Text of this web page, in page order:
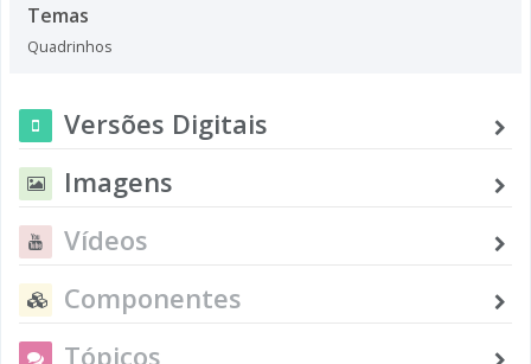
Temas
Quadrinhos
Versões Digitais
Imagens
Vídeos
Componentes
Tópicos